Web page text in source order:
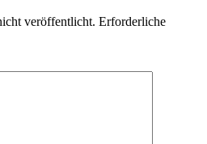
veröffentlicht. Erforderliche